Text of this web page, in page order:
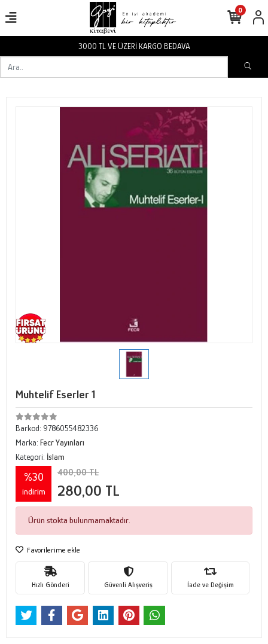
3000 TL VE ÜZERİ KARGO BEDAVA
0
Muhtelif Eserler 1
Barkod: 9786055482336
Marka: Fecr Yayınları
Kategori: İslam
%30
indirim
400,00 TL
280,00 TL
Ürün stokta bulunmamaktadır.
Favorilerime ekle
Hızlı Gönderi Güvenli Alışveriş İade ve Değişim